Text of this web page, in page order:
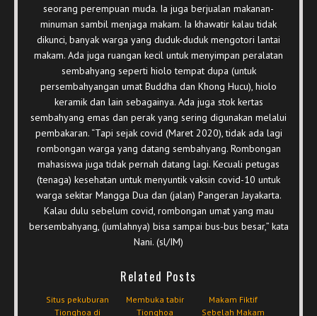
seorang perempuan muda. Ia juga berjualan makanan-
minuman sambil menjaga makam. Ia khawatir kalau tidak
dikunci, banyak warga yang duduk-duduk mengotori lantai
makam. Ada juga ruangan kecil untuk menyimpan peralatan
sembahyang seperti hiolo tempat dupa (untuk
persembahyangan umat Buddha dan Khong Hucu), hiolo
keramik dan lain sebagainya. Ada juga stok kertas
sembahyang emas dan perak yang sering digunakan melalui
pembakaran. “Tapi sejak covid (Maret 2020), tidak ada lagi
rombongan warga yang datang sembahyang. Rombongan
mahasiswa juga tidak pernah datang lagi. Kecuali petugas
(tenaga) kesehatan untuk menyuntik vaksin covid-10 untuk
warga sekitar Mangga Dua dan (jalan) Pangeran Jayakarta.
Kalau dulu sebelum covid, rombongan umat yang mau
bersembahyang, (jumlahnya) bisa sampai bus-bus besar,” kata
Nani. (sl/IM)
Related Posts
Situs pekuburan
Tionghoa di
Membuka tabir
Tionghoa
Makam Fiktif
Sebelah Makam